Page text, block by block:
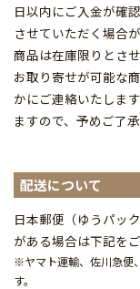
日以内にご入金が確
させていただく場合
商品は在庫限りとさ
お取り寄せが可能な
かにご連絡いたしま
ますので、予めご了承
配送について
日本郵便（ゆうパッ
がある場合は下記を
※ヤマト運輸、佐川急便
す。